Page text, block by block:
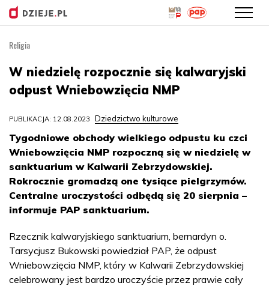
treści
Religia
W niedzielę rozpocznie się kalwaryjski
odpust Wniebowzięcia NMP
PUBLIKACJA: 12.08.2023 Dziedzictwo kulturowe
Tygodniowe obchody wielkiego odpustu ku czci
Wniebowzięcia NMP rozpoczną się w niedzielę w
sanktuarium w Kalwarii Zebrzydowskiej.
Rokrocznie gromadzą one tysiące pielgrzymów.
Centralne uroczystości odbędą się 20 sierpnia –
informuje PAP sanktuarium.
Rzecznik kalwaryjskiego sanktuarium, bernardyn o.
Tarsycjusz Bukowski powiedział PAP, że odpust
Wniebowzięcia NMP, który w Kalwarii Zebrzydowskiej
celebrowany jest bardzo uroczyście przez prawie cały